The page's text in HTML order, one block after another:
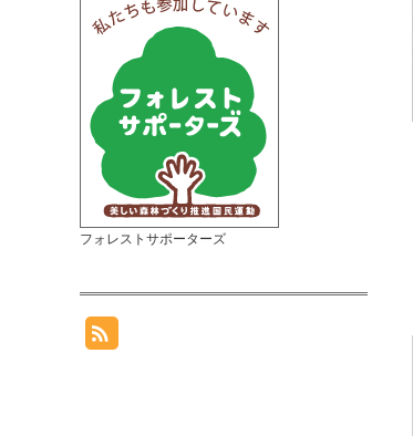
フォレストサポーターズ